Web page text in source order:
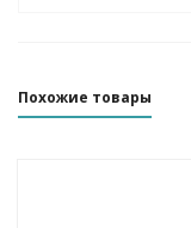
Похожие товары